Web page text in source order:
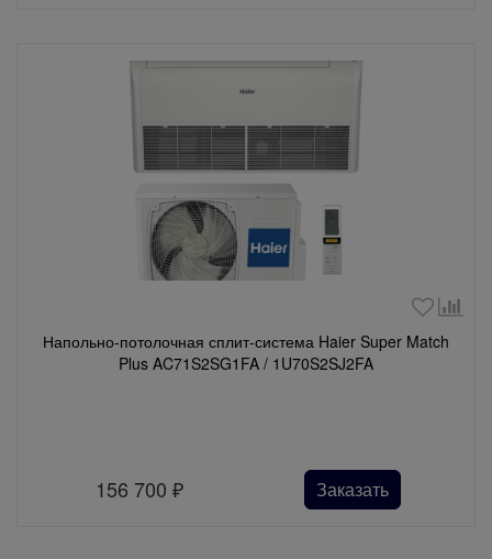
Напольно-потолочная сплит-система Haier Super Match
Plus AC71S2SG1FA / 1U70S2SJ2FA
156 700₽ Заказать